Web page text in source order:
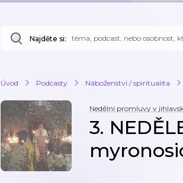
Najděte si:
Úvod Podcasty Náboženství / spiritualita
Nedělní promluvy v
3.